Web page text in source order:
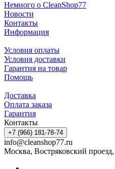
Немного о CleanShop77
Новости
Контакты
Информация
Условия оплаты
Условия доставки
Гарантия на товар
Помощь
Доставка
Оплата заказа
Гарантия
Контакты
+7 (966) 181-78-74
info@cleanshop77.ru
Москва, Востряковский проезд,